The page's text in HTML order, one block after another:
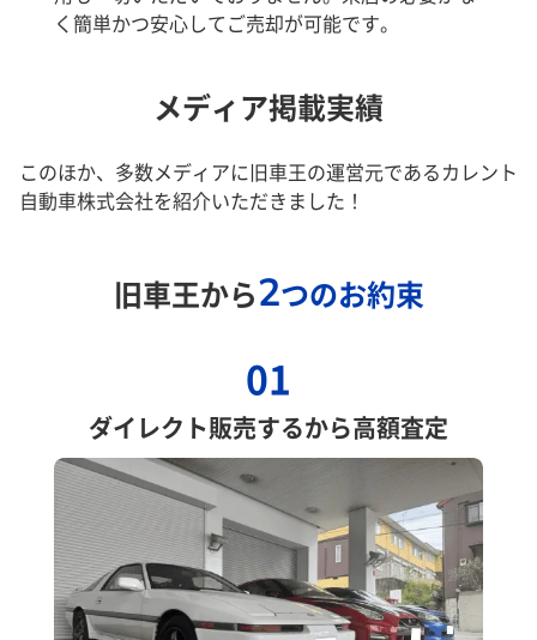
く簡単かつ安心してご売却が可能です。
メディア掲載実績
このほか、多数メディアに旧車王の運営元であるカレント
自動車株式会社を紹介いただきました！
旧車王から2つのお約束
01
ダイレクト販売するから高額査定